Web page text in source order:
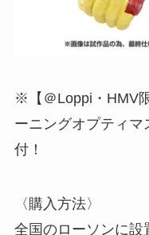
※【＠Loppi・HMV
ーニングオプティ
付！
〈購入方法〉
全国のローソンに設